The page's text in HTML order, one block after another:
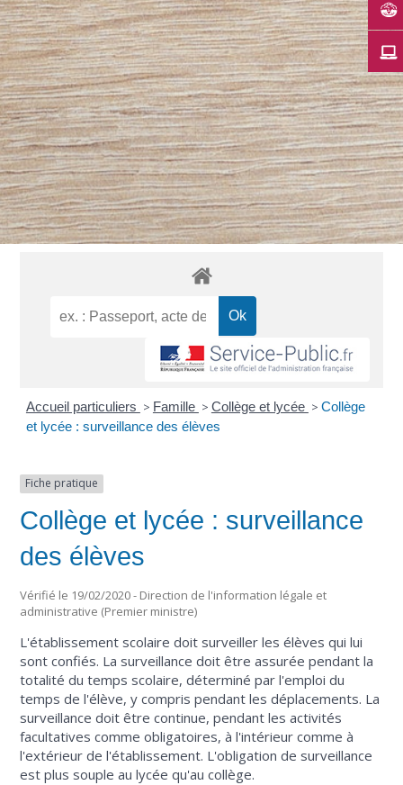
Accueil particuliers > Famille > Collège et lycée > Collège
et lycée : surveillance des élèves
Fiche pratique
Collège et lycée : surveillance
des élèves
Vérifié le 19/02/2020 - Direction de l'information légale et
administrative (Premier ministre)
L'établissement scolaire doit surveiller les élèves qui lui
sont confiés. La surveillance doit être assurée pendant la
totalité du temps scolaire, déterminé par l'emploi du
temps de l'élève, y compris pendant les déplacements. La
surveillance doit être continue, pendant les activités
facultatives comme obligatoires, à l'intérieur comme à
l'extérieur de l'établissement. L'obligation de surveillance
est plus souple au lycée qu'au collège.